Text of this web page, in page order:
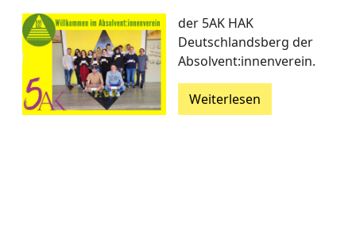
der 5AK HAK
Deutschlandsberg der
Absolvent:innenverein.
Weiterlesen